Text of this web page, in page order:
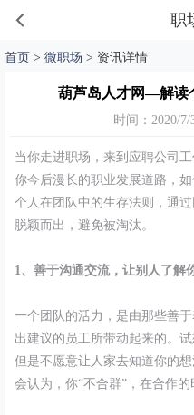
职
首页 > 微职场 > 资讯详情
葫芦岛人才网—解读
时间：2020/
当你走进职场，来到应聘公司
你今后漫长的职业发展道路，
个人在团队中的生存法则，通
脱颖而出，避免被淘汰。
1、善于沟通交流，让别人了解
一个团队的活力，是由那些善
出建议的员工所带动起来的。
但是不愿意让人家去知道你的
会认为，你“不合群”，在合作